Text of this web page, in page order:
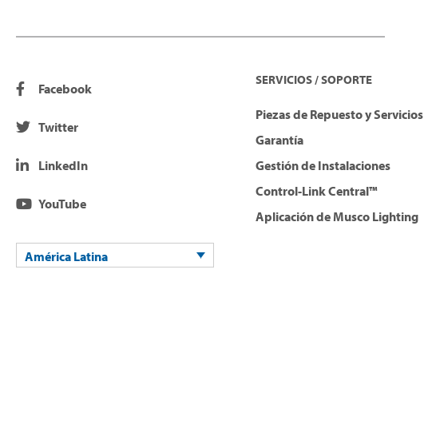
Facebook
Twitter
LinkedIn
YouTube
América Latina
SERVICIOS / SOPORTE
Piezas de Repuesto y Servicios
Garantía
Gestión de Instalaciones
Control-Link Central™
Aplicación de Musco Lighting